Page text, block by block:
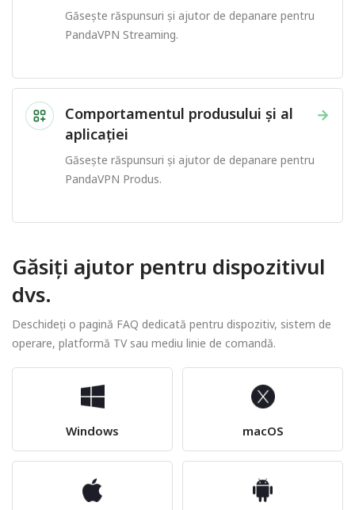
Găsește răspunsuri și ajutor de depanare pentru
PandaVPN Streaming.
→
Comportamentul produsului și al
aplicației
Găsește răspunsuri și ajutor de depanare pentru
PandaVPN Produs.
Găsiți ajutor pentru dispozitivul
dvs.
Deschideți o pagină FAQ dedicată pentru dispozitiv, sistem de
operare, platformă TV sau mediu linie de comandă.
Windows macOS